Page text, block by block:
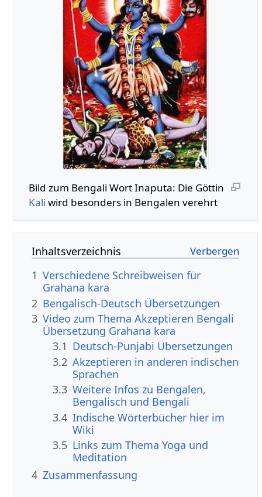
Bild zum Bengali Wort Inaputa: Die Göttin
Kali wird besonders in Bengalen verehrt
Inhaltsverzeichnis
1 Verschiedene Schreibweisen für
Grahana kara
2 Bengalisch-Deutsch Übersetzungen
3 Video zum Thema Akzeptieren Bengali
Übersetzung Grahana kara
3.1 Deutsch-Punjabi Übersetzungen
3.2 Akzeptieren in anderen indischen
Sprachen
3.3 Weitere Infos zu Bengalen,
Bengalisch und Bengali
3.4 Indische Wörterbücher hier im
Wiki
3.5 Links zum Thema Yoga und
Meditation
4 Zusammenfassung